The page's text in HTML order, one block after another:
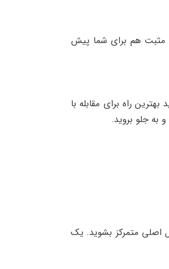
مثبت هم برای شما پیش
راه برای مقابله با
به جلو بروید.
اصلی متمرکز بشوید. یک